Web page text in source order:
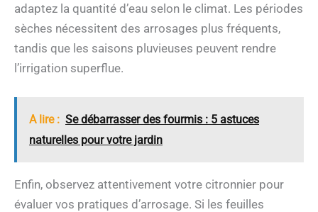
adaptez la quantité d’eau selon le climat. Les périodes
sèches nécessitent des arrosages plus fréquents,
tandis que les saisons pluvieuses peuvent rendre
l’irrigation superflue.
A lire : Se débarrasser des fourmis : 5 astuces
naturelles pour votre jardin
Enfin, observez attentivement votre citronnier pour
évaluer vos pratiques d’arrosage. Si les feuilles